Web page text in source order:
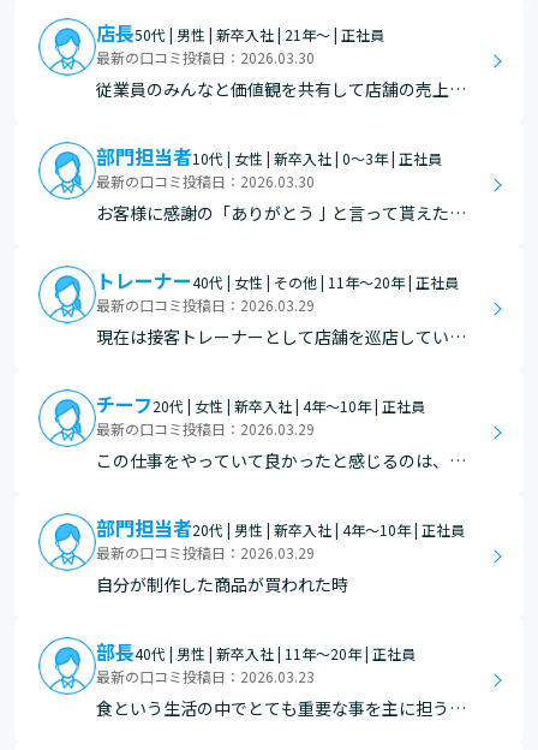
達成感があります。
店長50代 | 男性 | 新卒入社 | 21年～ | 正社員
最新の口コミ投稿日：2026.03.30
従業員のみんなと価値観を共有して店舗の売上を
部門担当者10代 | 女性 | 新卒入社 | 0～3年 | 正社員
最新の口コミ投稿日：2026.03.30
お客様に感謝の「ありがとう亅と言って貰えた
取れた時。
トレーナー40代 | 女性 | その他 | 11年～20年 | 正社員
最新の口コミ投稿日：2026.03.29
現在は接客トレーナーとして店舗を巡店している
接客する事が減っています。そんな巡店の時や繁
忙期に店舗応援としてレジでの接客をした際に、
お客様から私の対応についてお褒めの言葉を頂け
ると指導だけでなく…
チーフ20代 | 女性 | 新卒入社 | 4年～10年 | 正社員
最新の口コミ投稿日：2026.03.29
この仕事をやっていて良かったと感じるのは、自
ってくる瞬間です。 以前、売れ行きを見て製造数
を調整したり、並べ方を工夫したところ、普段よ
りも売上が伸びたことがありました。そのときに
「自分の判断が…
部門担当者20代 | 男性 | 新卒入社 | 4年～10年 | 正社員
最新の口コミ投稿日：2026.03.29
自分が制作した商品が買われた時
部長40代 | 男性 | 新卒入社 | 11年～20年 | 正社員
最新の口コミ投稿日：2026.03.23
食という生活の中でとても重要な事を主に担う仕